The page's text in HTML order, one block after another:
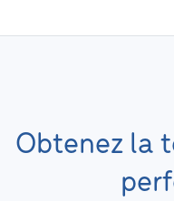
Obtenez la